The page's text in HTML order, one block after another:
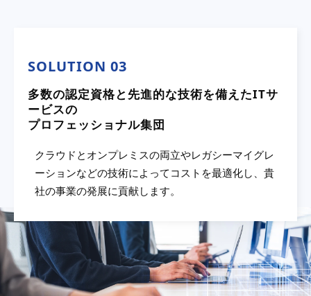
SOLUTION 03
多数の認定資格と先進的な技術を備えたITサ
ービスの
プロフェッショナル集団
クラウドとオンプレミスの両立やレガシーマイグレ
ーションなどの技術によってコストを最適化し、貴
社の事業の発展に貢献します。